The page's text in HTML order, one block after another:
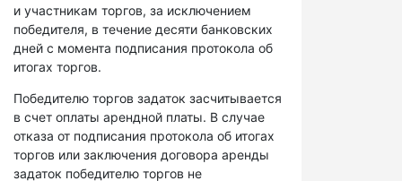
и участникам торгов, за исключением
победителя, в течение десяти банковских
дней с момента подписания протокола об
итогах торгов.
Победителю торгов задаток засчитывается
в счет оплаты арендной платы. В случае
отказа от подписания протокола об итогах
торгов или заключения договора аренды
задаток победителю торгов не